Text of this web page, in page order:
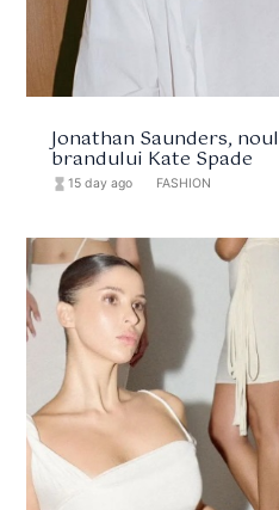
Jonathan Saunders,
brandului Kate Spade
hourglass_full 15 day ago FASHION